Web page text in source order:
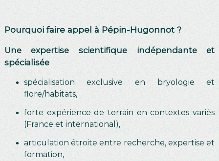
Pourquoi faire appel à Pépin-Hugonnot ?
Une expertise scientifique indépendante et
spécialisée
spécialisation exclusive en bryologie et
flore/habitats,
forte expérience de terrain en contextes variés
(France et international),
articulation étroite entre recherche, expertise et
formation,